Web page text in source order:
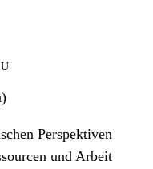
Perspektiven
und Arbeit